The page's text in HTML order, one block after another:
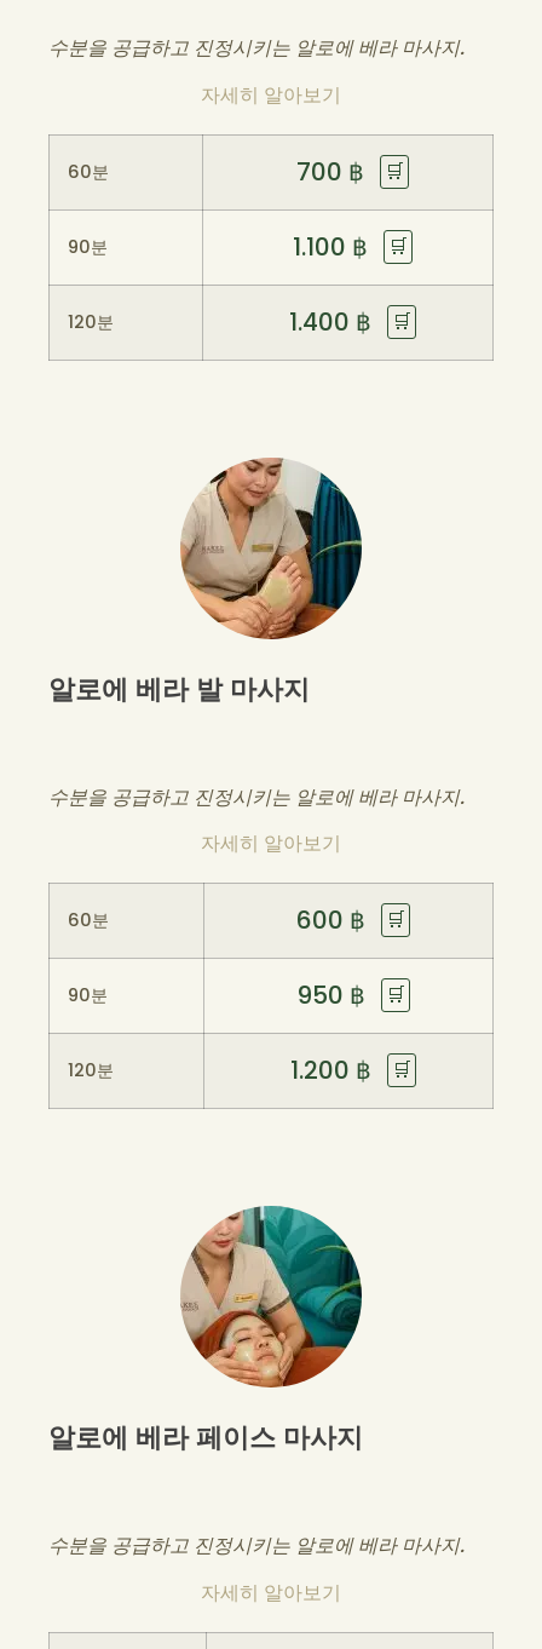
수분을 공급하고 진정시키는 알로에 베라 마사지.
자세히 알아보기
60분 700 ฿ 🛒
90분 1.100 ฿ 🛒
120분 1.400 ฿ 🛒
알로에 베라 발 마사지
수분을 공급하고 진정시키는 알로에 베라 마사지.
자세히 알아보기
60분 600 ฿ 🛒
90분 950 ฿ 🛒
120분 1.200 ฿ 🛒
알로에 베라 페이스 마사지
수분을 공급하고 진정시키는 알로에 베라 마사지.
자세히 알아보기